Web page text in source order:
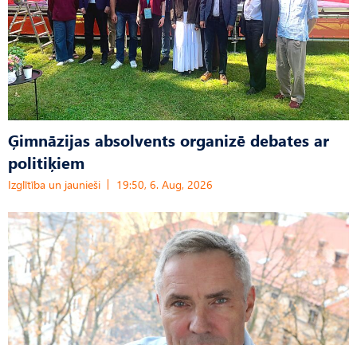
Ģimnāzijas absolvents organizē debates ar
politiķiem
Izglītība un jaunieši 19:50, 6. Aug, 2026